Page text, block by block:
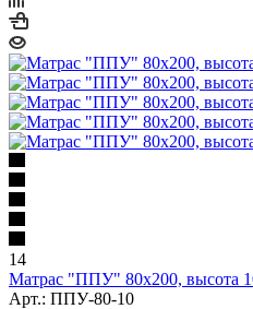
14
Матрас "ППУ" 80x200, высота
Арт.: ППУ-80-10